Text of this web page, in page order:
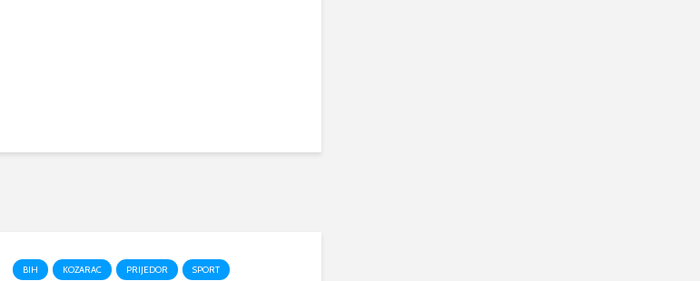
BIH KOZARAC PRIJEDOR SPORT